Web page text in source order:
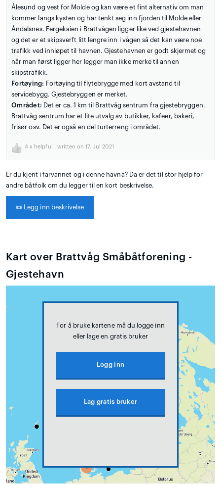
Ålesund og vest for Molde og kan være et fint alternativ om man
kommer langs kysten og har tenkt seg inn fjorden til Molde eller
Åndalsnes. Fergekaien i Brattvågen ligger like ved gjestehavnen
og det er et skipsverft litt lengre inn i vågen så det kan være noe
trafikk ved innløpet til havnen. Gjestehavnen er godt skjermet og
når man først ligger her legger man ikke merke til annen
skipstrafikk.
Fortøying: Fortøying til flytebrygge med kort avstand til
servicebygg. Gjestebryggen er merket.
Området: Det er ca. 1 km til Brattvåg sentrum fra gjestebryggen.
Brattvåg sentrum har et lite utvalg av butikker, kafeer, bakeri,
frisør osv. Det er også en del turterreng i området.
4 x helpful | written on 17. Jul 2021
Er du kjent i farvannet og i denne havna? Da er det til stor hjelp for
andre båtfolk om du legger til en kort beskrivelse.
📜 Legg inn beskrivelse
Kart over Brattvåg Småbåtforening -
Gjestehavn
For å bruke kartene må du logge inn
eller lage en gratis bruker
Logg inn
Lag gratis bruker